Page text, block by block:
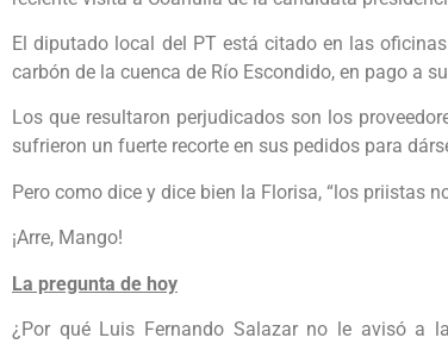
El diputado local del PT está citado en las
carbón de la cuenca de Río Escondido, en pago a
Los que resultaron perjudicados son los
sufrieron un fuerte recorte en sus pedidos para
Pero como dice y dice bien la Florisa, “los priistas
¡Arre, Mango!
La pregunta de hoy
¿Por qué Luis Fernando Salazar no le avisó a